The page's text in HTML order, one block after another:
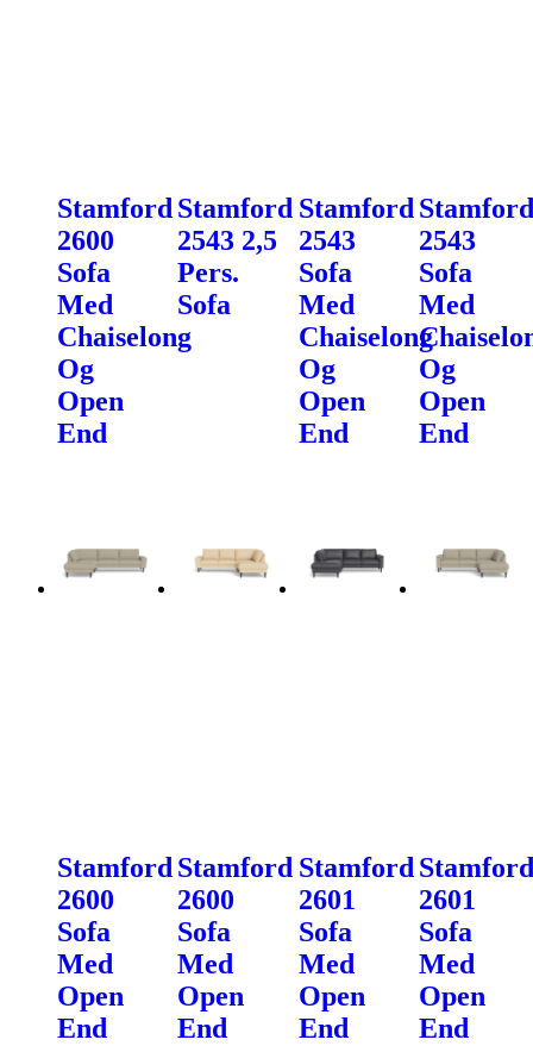
Stamford
2600
Sofa
Med
Chaiselong
Og
Open
End
Stamford
2543 2,5
Pers.
Sofa
Stamford
2543
Sofa
Med
Chaiselong
Og
Open
End
Stamford
2543
Sofa
Med
Og
Open
End
Stamford
2600
Sofa
Med
Open
End
Stamford
2600
Sofa
Med
Open
End
Stamford
2601
Sofa
Med
Open
End
Stamford
2601
Sofa
Med
Open
End